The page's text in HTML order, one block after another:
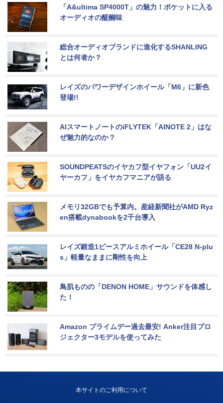
「A&ultima SP4000T」の魅力！ポケットに入る
オーディオの醍醐味
総合オーディオブランドに進化するSHANLING
とは何者か？
レイズのパワーデザインホイール「M6」に新色
登場!!
AIスマートノートのiFLYTEK「AINOTE 2」はな
ぜ魅力的なのか？
SOUNDPEATSのイヤカフ型イヤフォン「UU2イ
ヤーカフ」をイヤカフマニアが語る
メモリ32GBでも予算内。産経新聞社がAMD Ryz
en搭載dynabookを2千台導入
レイズ鍛造1ピースアルミホイール「CE28 N-plu
s」軽量なままに剛性を向上
鳥肌ものの「DENON HOME」サウンドを体感し
た！
Amazon プライムデー過去最安! Anker注目プロ
ジェクター3モデルを使ってみた
本サイトのご利用について